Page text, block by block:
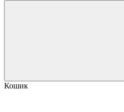
Кошик